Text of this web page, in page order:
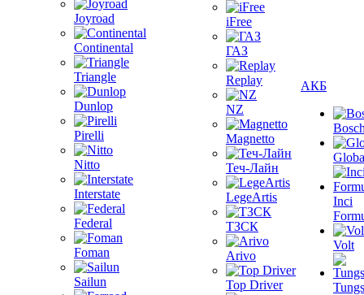
Joyroad
Continental
Triangle
Dunlop
Pirelli
Nitto
Interstate
Federal
Foman
Sailun
iFree
ГАЗ
Replay
NZ
Magnetto
Теч-Лайн
LegeArtis
ТЗСК
Arivo
Top Driver
АКБ
Inci
Volt